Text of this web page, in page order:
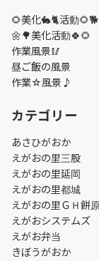
🌻美化🐇🐈活動🌻🐕
🌼🌳美化活動🍀🌻
作業風景🥢
昼ご飯の風景
作業☆風景♪
カテゴリー
あさひがおか
えがおの里三股
えがおの里延岡
えがおの里都城
えがおの里ＧＨ餅
えがおシステムズ
えがお弁当
きぼうがおか